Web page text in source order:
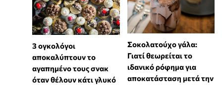
3 ογκολόγοι
αποκαλύπτουν το
αγαπημένο τους σνακ
όταν θέλουν κάτι γλυκό
Σοκολατούχο γάλα:
Γιατί θεωρείται το
ιδανικό ρόφημα για
αποκατάσταση μετά την